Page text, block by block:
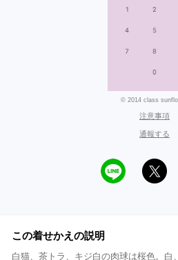
© 2014 class
注意事項
通報する
この着せかえの説明
白猫、茶トラ、キジ白の肉球は桜色。白